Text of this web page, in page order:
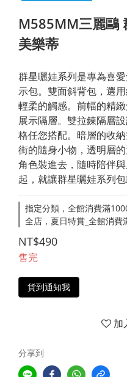
M585MM三麗鷗
美樂蒂
群星曬娃系列是專為喜
示包。雙面斜背包，選
輕柔的觸感。前幅的精
展示隔層。雙拉鍊隔層
格任您搭配。暗層的收
街的隨身小物，透明層
角色裝進去，隨時陪伴
起，就讓群星曬娃系列包
指定分類，全館消費滿
全店，夏日特賞_全館消
NT$490
售完
貨到通知我
加
分享到